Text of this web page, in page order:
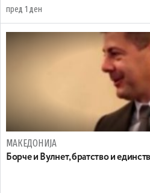
пред 1 ден
МАКЕДОНИЈА
Борче и Вулнет, братство и